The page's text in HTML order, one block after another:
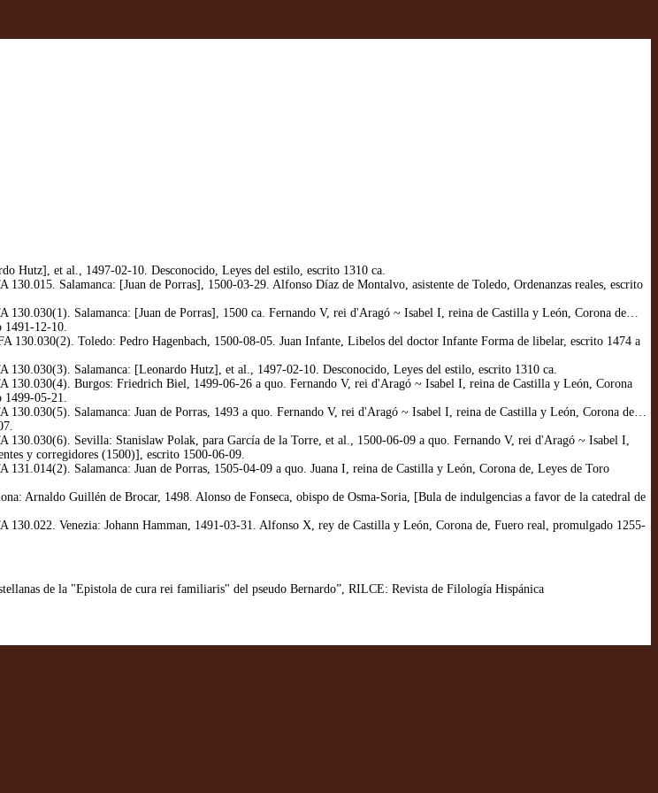
Hutz], et al., 1497-02-10. Desconocido, Leyes del estilo, escrito 1310 ca.
Salamanca: [Juan de Porras], 1500-03-29. Alfonso Díaz de Montalvo, asistente de Toledo, Ordenanzas reales, escrito
130.030(1). Salamanca: [Juan de Porras], 1500 ca. Fernando V, rei d'Aragó ~ Isabel I, reina de Castilla y León, Corona de…
1491-12-10.
130.030(2). Toledo: Pedro Hagenbach, 1500-08-05. Juan Infante, Libelos del doctor Infante Forma de libelar, escrito 1474 a
130.030(3). Salamanca: [Leonardo Hutz], et al., 1497-02-10. Desconocido, Leyes del estilo, escrito 1310 ca.
130.030(4). Burgos: Friedrich Biel, 1499-06-26 a quo. Fernando V, rei d'Aragó ~ Isabel I, reina de Castilla y León, Corona
1499-05-21.
130.030(5). Salamanca: Juan de Porras, 1493 a quo. Fernando V, rei d'Aragó ~ Isabel I, reina de Castilla y León, Corona de…
130.030(6). Sevilla: Stanislaw Polak, para García de la Torre, et al., 1500-06-09 a quo. Fernando V, rei d'Aragó ~ Isabel I,
y corregidores (1500)], escrito 1500-06-09.
Salamanca: Juan de Porras, 1505-04-09 a quo. Juana I, reina de Castilla y León, Corona de, Leyes de Toro
Arnaldo Guillén de Brocar, 1498. Alonso de Fonseca, obispo de Osma-Soria, [Bula de indulgencias a favor de la catedral de
130.022. Venezia: Johann Hamman, 1491-03-31. Alfonso X, rey de Castilla y León, Corona de, Fuero real, promulgado 1255-
de la "Epistola de cura rei familiaris" del pseudo Bernardo”, RILCE: Revista de Filología Hispánica